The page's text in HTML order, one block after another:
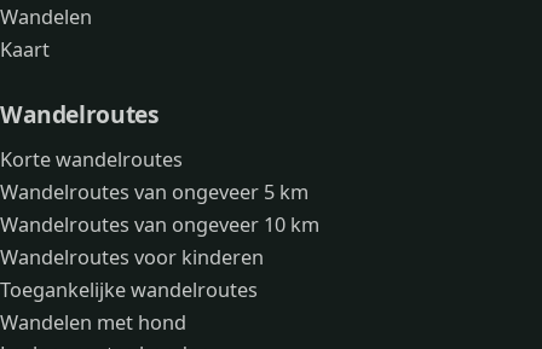
Wandelen
Kaart
Wandelroutes
Korte wandelroutes
Wandelroutes van ongeveer 5 km
Wandelroutes van ongeveer 10 km
Wandelroutes voor kinderen
Toegankelijke wandelroutes
Wandelen met hond